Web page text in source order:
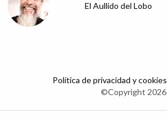
El Aullido del Lobo
Política de privacidad y cookies
©Copyright 2026